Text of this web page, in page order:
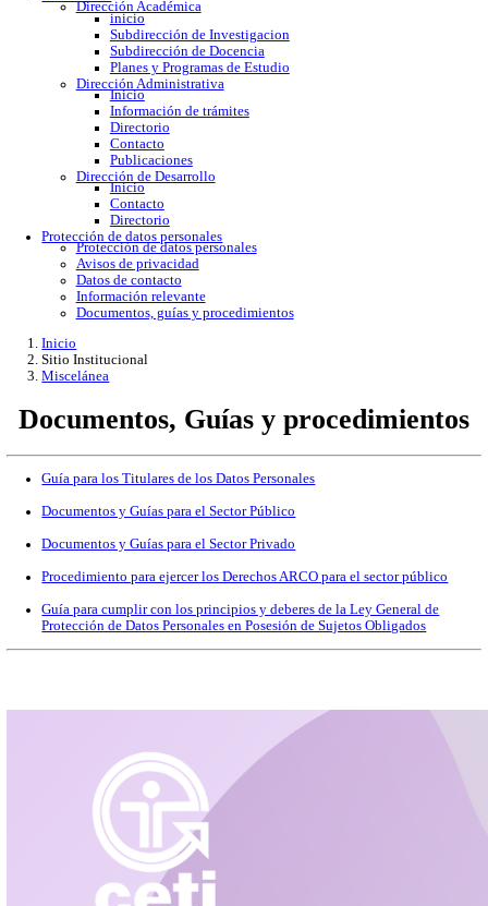
CETI por el mundo
Proyectos
Docentes
Formación docente (PROFORCOD)
Evaluación Integral Docente
Programa de formación continua
Programa de estímulos de desempeño docente
Convocatorias
Transparencia
Gobierno Abierto
Protección de Datos Personales
Acceso a la información
Datos abiertos
Denuncias por incumplimiento
Apertura gubernamental
Buzón de quejas
Direcciones
Subdirección de Investigacion
Planes y Programas de Estudio
Dirección Administrativa
Directorio
Contacto
Publicaciones
Dirección de Desarrollo
Inicio
Contacto
Protección de datos personales
Protección de datos personales
Avisos de privacidad
Documentos, guías y procedimientos
Sitio Institucional
Miscelánea
Documentos, Guías y